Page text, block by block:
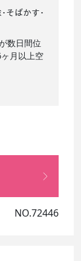
そばかす･
数日間位
月以上空
NO.72446